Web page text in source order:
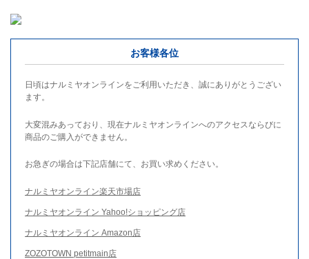
お客様各位
日頃はナルミヤオンラインをご利用いただき、誠にありがとうござい
ます。
大変混みあっており、現在ナルミヤオンラインへのアクセスならびに
商品のご購入ができません。
お急ぎの場合は下記店舗にて、お買い求めください。
ナルミヤオンライン楽天市場店
ナルミヤオンライン Yahoo!ショッピング店
ナルミヤオンライン Amazon店
ZOZOTOWN petitmain店